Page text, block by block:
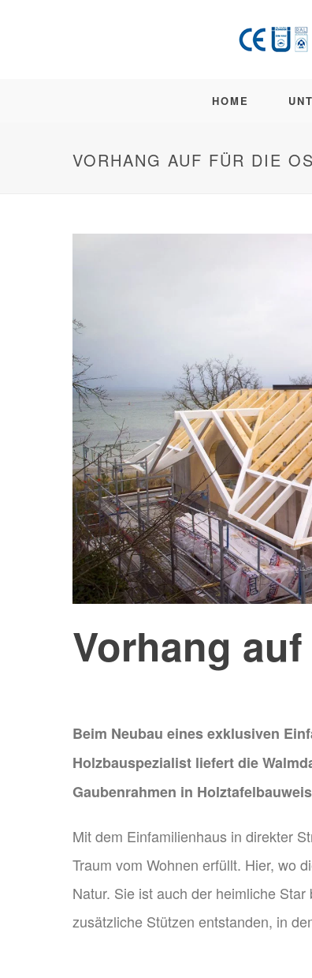
HOME
VORHANG AUF FÜR DIE
Vorhang
Beim Neubau eines exklusiven
Holzbauspezialist liefert die
Gaubenrahmen in
Mit dem Einfamilienhaus in direkter
Traum vom Wohnen erfüllt. Hier, wo
Natur. Sie ist auch der heimliche
zusätzliche Stützen entstanden, in